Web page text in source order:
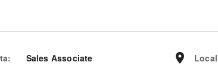
:
Sales Associate